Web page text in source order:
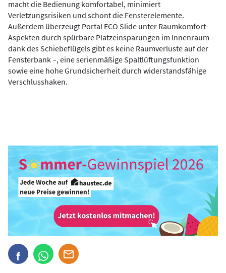
macht die Bedienung komfortabel, minimiert
Verletzungsrisiken und schont die Fensterelemente.
Außerdem überzeugt Portal ECO Slide unter Raumkomfort-
Aspekten durch spürbare Platzeinsparungen im Innenraum –
dank des Schiebeflügels gibt es keine Raumverluste auf der
Fensterbank –, eine serienmäßige Spaltlüftungsfunktion
sowie eine hohe Grundsicherheit durch widerstandsfähige
Verschlusshaken.